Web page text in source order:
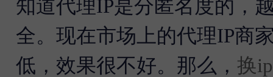
知道代理IP是分匿名度的，
全。现在市场上的代理IP商
低，效果很不好。那么， 换